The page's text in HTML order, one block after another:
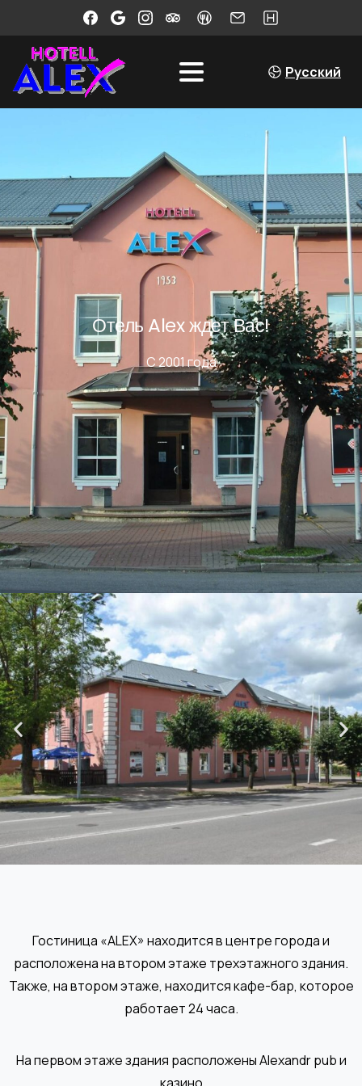
Русский
Отель Alex ждет Вас!
С 2001 года
Гостиница «ALEX» находится в центре города и
расположена на втором этаже трехэтажного здания.
Также, на втором этаже, находится кафе-бар, которое
работает 24 часа.
На первом этаже здания расположены Alexandr pub и